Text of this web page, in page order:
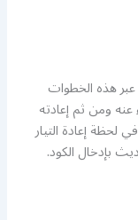
نقدم لكم ميزة ابديت جهاز بي إن سبورت 2021 عبر هذه الخطوات
عنه ومن ثم إعادته
إعادة التيار
بإدخال الكود.